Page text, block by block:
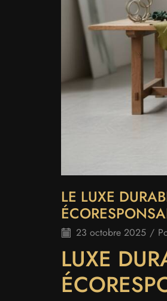
LE LUXE
23 octobre 2025 /
LUXE